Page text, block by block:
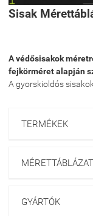
Sisak
A védősisakok
fejkörméret alapján
A gyorskioldós
TERMÉKEK
MÉRETTÁBLÁZAT
GYÁRTÓK